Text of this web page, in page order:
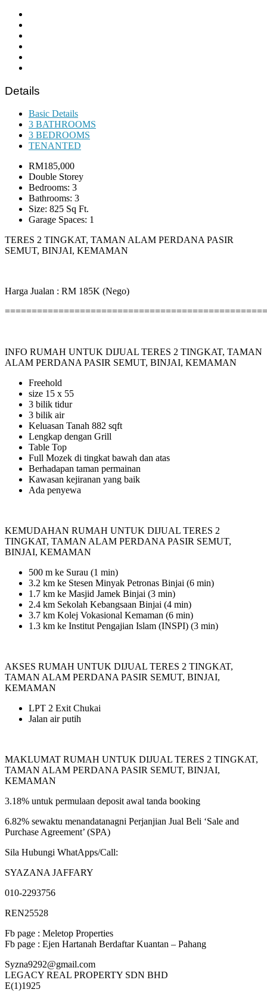
Details
Basic Details
3 BATHROOMS
3 BEDROOMS
TENANTED
RM185,000
Double Storey
Bedrooms: 3
Bathrooms: 3
Size: 825 Sq Ft.
Garage Spaces: 1
TERES 2 TINGKAT, TAMAN ALAM PERDANA PASIR
SEMUT, BINJAI, KEMAMAN
Harga Jualan : RM 185K (Nego)
INFO RUMAH UNTUK DIJUAL TERES 2 TINGKAT, TAMAN
ALAM PERDANA PASIR SEMUT, BINJAI, KEMAMAN
Freehold
size 15 x 55
3 bilik tidur
3 bilik air
Keluasan Tanah 882 sqft
Lengkap dengan Grill
Table Top
Full Mozek di tingkat bawah dan atas
Berhadapan taman permainan
Kawasan kejiranan yang baik
Ada penyewa
KEMUDAHAN RUMAH UNTUK DIJUAL TERES 2
TINGKAT, TAMAN ALAM PERDANA PASIR SEMUT,
BINJAI, KEMAMAN
500 m ke Surau (1 min)
3.2 km ke Stesen Minyak Petronas Binjai (6 min)
1.7 km ke Masjid Jamek Binjai (3 min)
2.4 km Sekolah Kebangsaan Binjai (4 min)
3.7 km Kolej Vokasional Kemaman (6 min)
1.3 km ke Institut Pengajian Islam (INSPI) (3 min)
AKSES RUMAH UNTUK DIJUAL TERES 2 TINGKAT,
TAMAN ALAM PERDANA PASIR SEMUT, BINJAI,
KEMAMAN
LPT 2 Exit Chukai
Jalan air putih
MAKLUMAT RUMAH UNTUK DIJUAL TERES 2 TINGKAT,
TAMAN ALAM PERDANA PASIR SEMUT, BINJAI,
KEMAMAN
3.18% untuk permulaan deposit awal tanda booking
6.82% sewaktu menandatanagni Perjanjian Jual Beli ‘Sale and
Purchase Agreement’ (SPA)
Sila Hubungi WhatApps/Call:
SYAZANA JAFFARY
010-2293756
REN25528
Fb page : Meletop Properties
Fb page : Ejen Hartanah Berdaftar Kuantan – Pahang
Syzna9292@gmail.com
LEGACY REAL PROPERTY SDN BHD
E(1)1925